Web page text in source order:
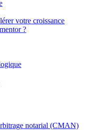
votre croissance
?
notarial (CMAN)